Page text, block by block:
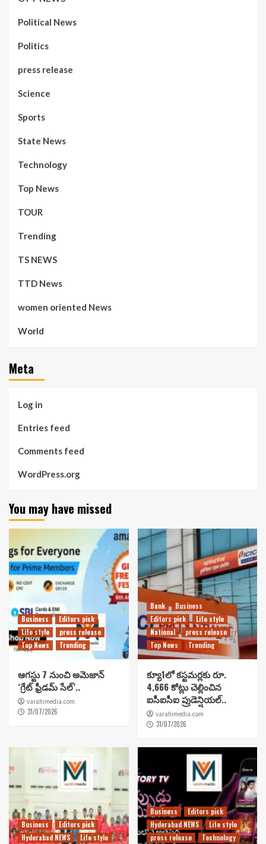
Political News
Politics
press release
Science
Sports
State News
Technology
Top News
TOUR
Trending
TS NEWS
TTD News
women oriented News
World
Meta
Log in
Entries feed
Comments feed
WordPress.org
You may have missed
Business
Editors pick
Life style
press release
Top News
Trending
ఆగస్టు 7 నుంచి అమెజాన్
‘గ్రేట్ ఫ్రీడమ్ సేల్’..
varahimedia.com
31/07/2026
Bank
Business
Editors pick
Life style
National
press release
Top News
Trending
క్యూ1లో కస్టమర్లకు రూ.
4,666 కోట్లు చెల్లించిన
ఐసీఐసీఐ ప్రుడెన్షియల్..
varahimedia.com
31/07/2026
Business
Editors pick
Hyderabad NEWS
Life style
Business
Editors pick
Hyderabad NEWS
Life style
press release
Technology